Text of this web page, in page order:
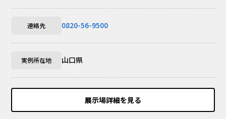
連絡先 0820-56-9500
実例所在地 山口県
展示場詳細を見る